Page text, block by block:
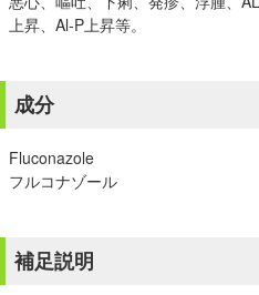
上昇、Al-P上昇等。
成分
Fluconazole
フルコナゾール
補足説明